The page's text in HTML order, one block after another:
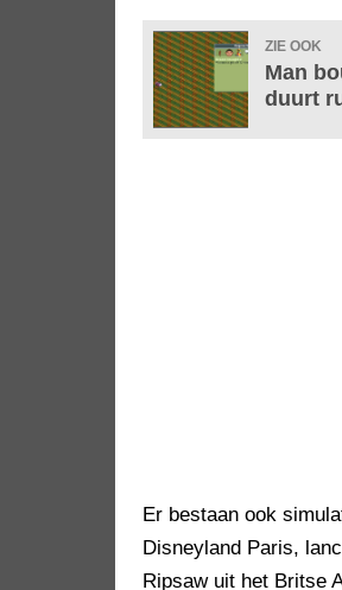
ZIE OOK
Man
duurt
Er bestaan ook
Disneyland Paris,
Ripsaw uit het Britse